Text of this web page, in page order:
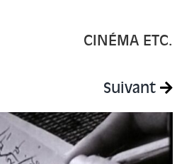
CINÉMA ETC.
Suivant